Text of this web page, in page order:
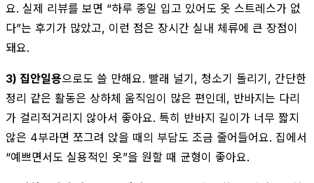
요. 실제 리뷰를 보면 “하루 종일 입고 있어도 옷 스트레스가 없
다”는 후기가 많았고, 이런 점은 장시간 실내 체류에 큰 장점이
돼요.
3) 집안일용으로도 쓸 만해요. 빨래 널기, 청소기 돌리기, 간단한
정리 같은 활동은 상하체 움직임이 많은 편인데, 반바지는 다리
가 걸리적거리지 않아서 좋아요. 특히 반바지 길이가 너무 짧지
않은 4부라면 쪼그려 앉을 때의 부담도 조금 줄어들어요. 집에서
“예쁘면서도 실용적인 옷”을 원할 때 균형이 좋아요.